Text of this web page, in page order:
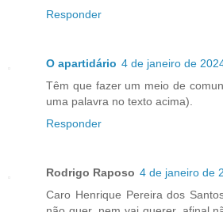
Responder
O apartidário 4 de janeiro de
Têm que fazer um meio de
uma palavra no texto acima).
Responder
Rodrigo Raposo 4 de janeiro de
Caro Henrique Pereira dos